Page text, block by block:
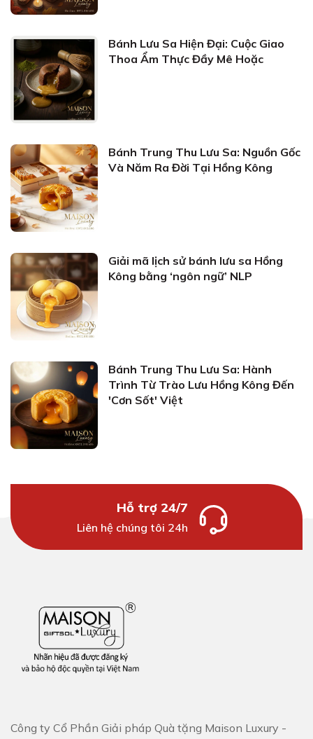
Bánh Lưu Sa Hiện Đại: Cuộc Giao
Thoa Ẩm Thực Đầy Mê Hoặc
Bánh Trung Thu Lưu Sa: Nguồn Gốc
Và Năm Ra Đời Tại Hồng Kông
Giải mã lịch sử bánh lưu sa Hồng
Kông bằng ‘ngôn ngữ’ NLP
Bánh Trung Thu Lưu Sa: Hành
Trình Từ Trào Lưu Hồng Kông Đến
'Cơn Sốt' Việt
Hỗ trợ 24/7
Liên hệ chúng tôi 24h
Công ty Cổ Phần Giải pháp Quà tặng Maison Luxury -